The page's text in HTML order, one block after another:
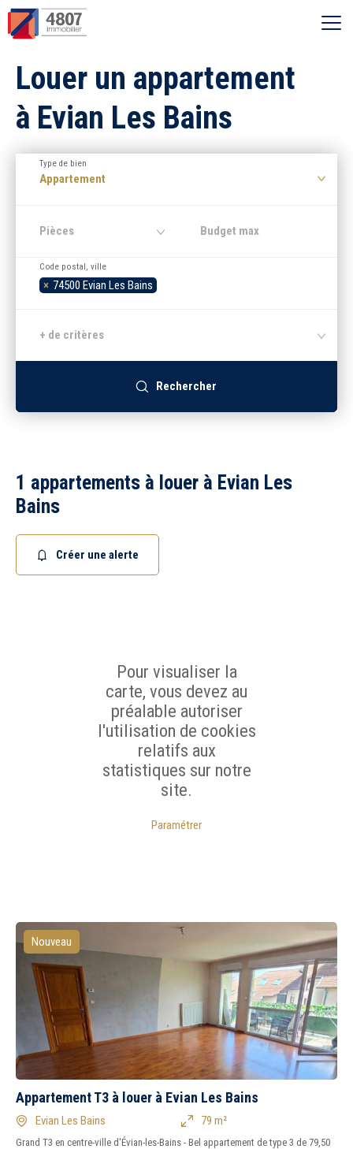
Vente
Location
Syndic
Estimer
Nos agences
Recherche par ville
Ouvrir le menu
Louer un appartement
à Evian Les Bains
Appartement
Type de bien
Pièces
× 74500 Evian Les Bains
Code postal, ville
+ de critères
5 km 10 km 20 km
Rechercher
1 appartements à louer à Evian Les
Bains
Créer une alerte
Pour visualiser la
carte, vous devez au
préalable autoriser
l'utilisation de cookies
relatifs aux
statistiques sur notre
site.
Paramétrer
Nouveau
Appartement T3 à louer à Evian Les Bains
Evian Les Bains 79 m²
Grand T3 en centre-ville d'Évian-les-Bains - Bel appartement de type 3 de 79,50